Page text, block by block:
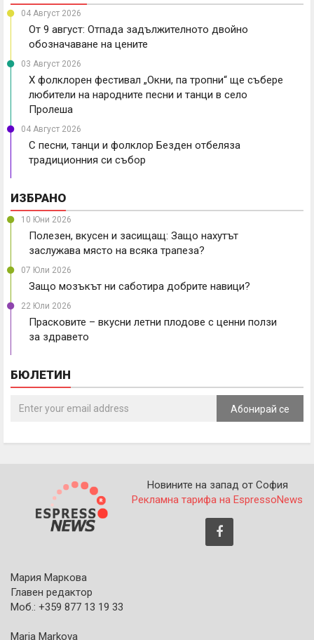
04 Август 2026
От 9 август: Отпада задължителното двойно
обозначаване на цените
03 Август 2026
X фолклорен фестивал „Окни, па тропни“ ще събере
любители на народните песни и танци в село
Пролеша
04 Август 2026
С песни, танци и фолклор Безден отбеляза
традиционния си събор
ИЗБРАНО
10 Юни 2026
Полезен, вкусен и засищащ: Защо нахутът
заслужава място на всяка трапеза?
07 Юли 2026
Защо мозъкът ни саботира добрите навици?
22 Юли 2026
Прасковите – вкусни летни плодове с ценни ползи
за здравето
БЮЛЕТИН
Абонирай се
Новините на запад от София
Рекламна тарифа на EspressoNews
Мария Маркова
Главен редактор
Моб.: +359 877 13 19 33
Maria Markova